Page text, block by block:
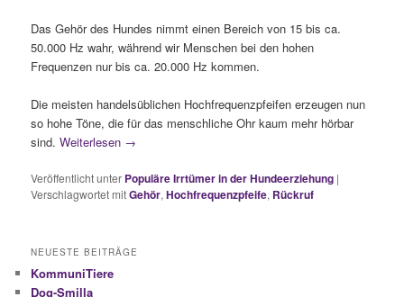
Das Gehör des Hundes nimmt einen Bereich von 15 bis ca.
50.000 Hz wahr, während wir Menschen bei den hohen
Frequenzen nur bis ca. 20.000 Hz kommen.
Die meisten handelsüblichen Hochfrequenzpfeifen erzeugen nun
so hohe Töne, die für das menschliche Ohr kaum mehr hörbar
sind.Weiterlesen →
Veröffentlicht unter Populäre Irrtümer in der Hundeerziehung |
Verschlagwortet mitGehör,Hochfrequenzpfeife, Rückruf
NEUESTE BEITRÄGE
KommuniTiere
Dog-Smilla